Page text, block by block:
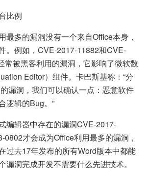
比例
最多的漏洞没有一个来自Office本身，
。例如，CVE-2017-11882和CVE-
常被黑客利用的漏洞，它影响了微软数
Editor）组件。卡巴斯基称：“分
漏洞，我们可以确认一点：恶意软件
逻辑的Bug。”
编辑器中存在的漏洞CVE-2017-
0802才会成为Office利用最多的漏洞，
过去17年发布的所有Word版本中都能
漏洞完成开发不需要什么先进技术。